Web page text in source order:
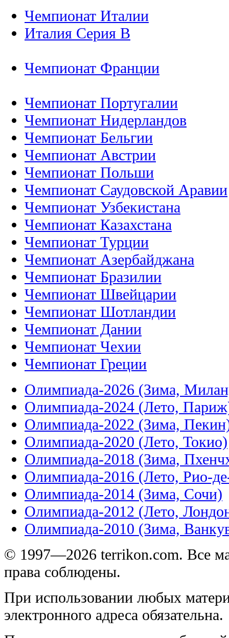
Чемпионат Италии
Италия Серия B
Чемпионат Франции
Чемпионат Португалии
Чемпионат Нидерландов
Чемпионат Бельгии
Чемпионат Австрии
Чемпионат Польши
Чемпионат Саудовской Аравии
Чемпионат Узбекистана
Чемпионат Казахстана
Чемпионат Турции
Чемпионат Азербайджана
Чемпионат Бразилии
Чемпионат Швейцарии
Чемпионат Шотландии
Чемпионат Дании
Чемпионат Чехии
Чемпионат Греции
Олимпиада-2026 (Зима,
Олимпиада-2024 (Лето,
Олимпиада-2022 (Зима,
Олимпиада-2020 (Лето, Токио)
Олимпиада-2018 (Зима,
Олимпиада-2016 (Лето, Рио-
Олимпиада-2014 (Зима, Сочи)
Олимпиада-2012 (Лето,
Олимпиада-2010 (Зима,
© 1997—2026 terrikon.com. Все
права соблюдены.
При использовании любых
электронного адреса обязательна.